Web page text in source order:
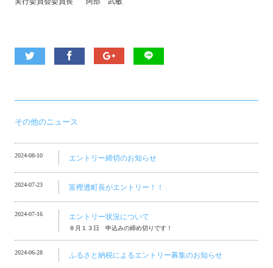
その他のニュース
2024-08-10 エントリー締切のお知らせ
2024-07-23 富樫透町長がエントリー！！
2024-07-16 エントリー状況について
８月１３日 申込みの締め切りです！
2024-06-28 ふるさと納税によるエントリー募集のお知らせ